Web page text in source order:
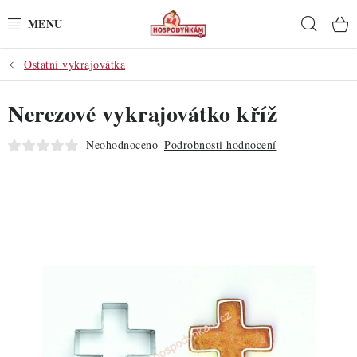
na
POTŘEBY
POMŮCKY
SUROVINY
Ostatní vykrajovátka
Nerezové vykrajovátko kříž
Neohodnoceno Podrobnosti hodnocení